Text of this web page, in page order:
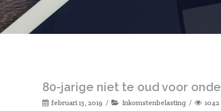
80-jarige niet te oud voor
februari 13, 2019 Inkomstenbelasting 1042